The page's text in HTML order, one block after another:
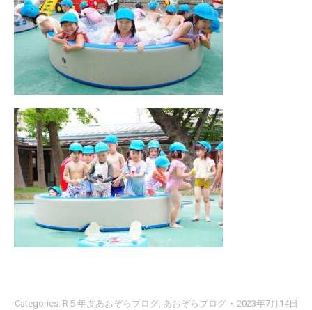
Categories: R５年度あおぞらブログ, あおぞらブログ 2023年7月14日